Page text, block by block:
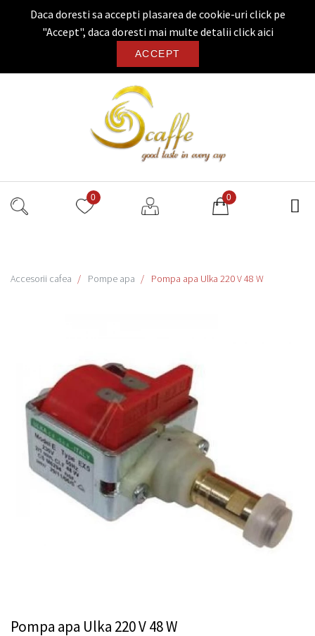
Daca doresti sa accepti plasarea de cookie-uri click pe
"Accept", daca doresti mai multe detaliiclick aici
ACCEPT
0 0
Accesorii cafea Pompe apa Pompa apa Ulka 220 V 48 W
Pompa apa Ulka 220 V 48 W